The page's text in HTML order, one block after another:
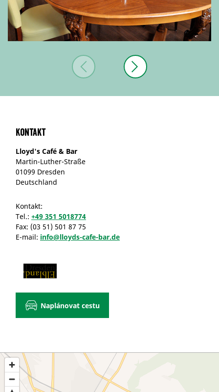
Kontakt
Lloyd's Café & Bar
Martin-Luther-Straße
01099 Dresden
Deutschland
Kontakt:
Tel.: +49 351 5018774
Fax: (03 51) 501 87 75
E-mail: info@lloyds-cafe-bar.de
Naplánovat cestu